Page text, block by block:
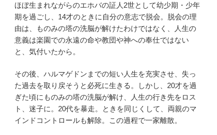
ほぼ生まれながらのエホバの証人2世として幼少期・少年
期を過ごし、14才のときに自分の意志で脱会。脱会の理
由は、ものみの塔の洗脳が解けたわけではなく、人生の
意義は楽園での永遠の命や教団や神への奉仕ではない
と、気付いたから。
その後、ハルマゲドンまでの短い人生を充実させ、失っ
た過去を取り戻そうと必死に生きる。しかし、20才を過
ぎた頃にものみの塔の洗脳が解け、人生の行き先をロス
ト、迷子に。20代を暴走。ときを同じくして、両親のマ
インドコントロールも解除。この過程で一家離散。